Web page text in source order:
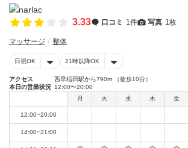
3.33 口コミ 1件 写真 1枚
マッサージ 整体
日祝OK 21時以降OK
アクセス
西早稲田駅から790m （徒歩10分）
本日の営業状況 12:00〜20:00
月
火 水 木 金
12:00~20:00
14:00~21:00